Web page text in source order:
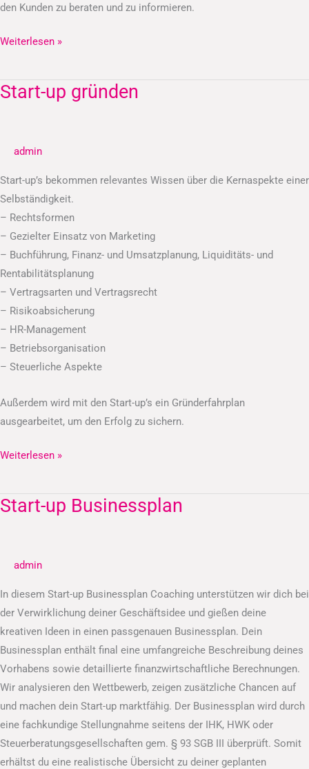
den Kunden zu beraten und zu informieren.
Weiterlesen »
Start-up gründen
admin
Start-up’s bekommen relevantes Wissen über die Kernaspekte einer
Selbständigkeit.
– Rechtsformen
– Gezielter Einsatz von Marketing
– Buchführung, Finanz- und Umsatzplanung, Liquiditäts- und
Rentabilitätsplanung
– Vertragsarten und Vertragsrecht
– Risikoabsicherung
– HR-Management
– Betriebsorganisation
– Steuerliche Aspekte
Außerdem wird mit den Start-up’s ein Gründerfahrplan
ausgearbeitet, um den Erfolg zu sichern.
Start-
Weiterlesen »
Start-up Businessplan
admin
In diesem Start-up Businessplan Coaching unterstützen wir dich bei
der Verwirklichung deiner Geschäftsidee und gießen deine
kreativen Ideen in einen passgenauen Businessplan. Dein
Businessplan enthält final eine umfangreiche Beschreibung deines
Vorhabens sowie detaillierte finanzwirtschaftliche Berechnungen.
Wir analysieren den Wettbewerb, zeigen zusätzliche Chancen auf
und machen dein Start-up marktfähig. Der Businessplan wird durch
eine fachkundige Stellungnahme seitens der IHK, HWK oder
Steuerberatungsgesellschaften gem. § 93 SGB III überprüft. Somit
erhältst du eine realistische Übersicht zu deiner geplanten
Start-